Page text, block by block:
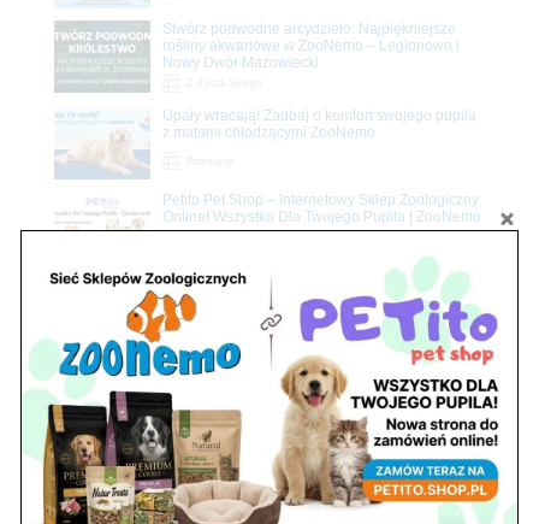
Stwórz podwodne arcydzieło: Najpiękniejsze
rośliny akwariowe w ZooNemo – Legionowo i
Nowy Dwór Mazowiecki
Upały wracają! Zadbaj o komfort swojego pupila
z matami chłodzącymi ZooNemo
Petito Pet Shop – Internetowy Sklep Zoologiczny
Online! Wszystko Dla Twojego Pupila | ZooNemo
Znajdź nas
Adres
05-120 Legionowo
ul. Piłsudskiego 31,
pawilon 134
tel./fax. 22 784 71 96
Godziny pracy